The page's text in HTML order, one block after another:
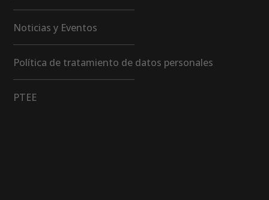
Noticias y Eventos
Política de tratamiento de datos personales
PTEE